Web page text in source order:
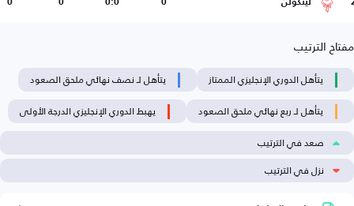
لينكولن 0
0:0
0
0
مفتاح الترتيب
يتأهل الدوري الإنجليزي الممتاز
يتأهل لـ نصف نهائي ملحق الصعود
يتأهل لـ ربع نهائي ملحق الصعود
يهبط الدوري الإنجليزي الدرجة الأولى
صعد في الترتيب
نزل في الترتيب